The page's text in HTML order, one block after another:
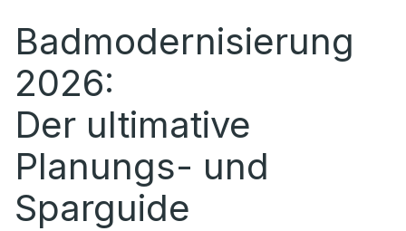
Badmodernisierung
2026:
Der ultimative
Planungs- und
Sparguide